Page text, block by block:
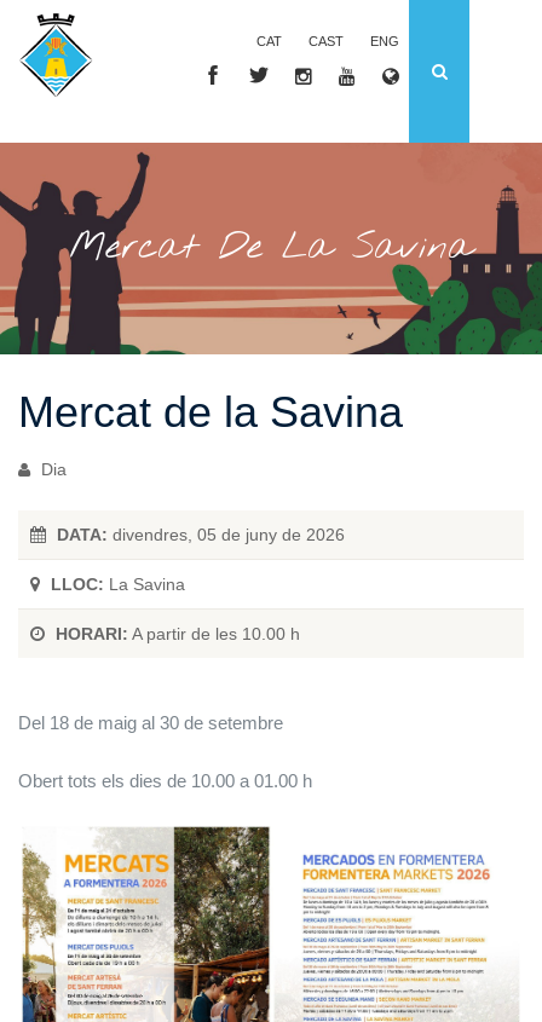
CAT CAST ENG
Mercat De La Savina
Mercat de la Savina
Dia
DATA: divendres, 05 de juny de 2026
LLOC: La Savina
HORARI: A partir de les 10.00 h
Del 18 de maig al 30 de setembre
Obert tots els dies de 10.00 a 01.00 h